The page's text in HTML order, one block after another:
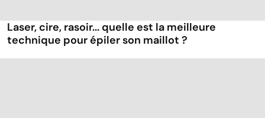
Laser, cire, rasoir... quelle est la meilleure
technique pour épiler son maillot ?